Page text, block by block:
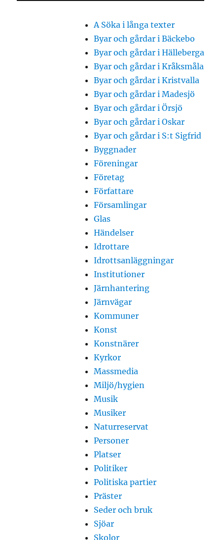
A Söka i långa texter
Byar och gårdar i Bäckebo
Byar och gårdar i Hälleberga
Byar och gårdar i Kråksmåla
Byar och gårdar i Kristvalla
Byar och gårdar i Madesjö
Byar och gårdar i Örsjö
Byar och gårdar i Oskar
Byar och gårdar i S:t Sigfrid
Byggnader
Föreningar
Företag
Författare
Församlingar
Glas
Händelser
Idrottare
Idrottsanläggningar
Institutioner
Järnhantering
Järnvägar
Kommuner
Konst
Konstnärer
Kyrkor
Massmedia
Miljö/hygien
Musik
Musiker
Naturreservat
Personer
Platser
Politiker
Politiska partier
Präster
Seder och bruk
Sjöar
Skolor